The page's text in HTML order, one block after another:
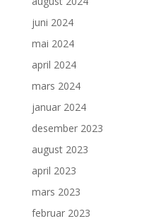
juni 2024
mai 2024
april 2024
mars 2024
januar 2024
desember 2023
august 2023
april 2023
mars 2023
februar 2023